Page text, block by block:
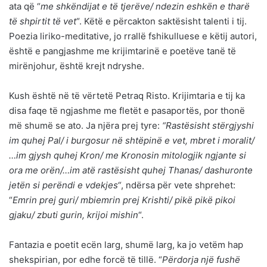
ata që “me shkëndijat e të tjerëve/ ndezin eshkën e tharë
të shpirtit të vet“. Këtë e përcakton saktësisht talenti i tij.
Poezia liriko-meditative, jo rrallë fshikulluese e këtij autori,
është e pangjashme me krijimtarinë e poetëve tanë të
mirënjohur, është krejt ndryshe.
Kush është në të vërtetë Petraq Risto. Krijimtaria e tij ka
disa faqe të ngjashme me fletët e pasaportës, por thonë
më shumë se ato. Ja njëra prej tyre: “Rastësisht stërgjyshi
im quhej Pal/ i burgosur në shtëpinë e vet, mbret i moralit/
…im gjysh quhej Kron/ me Kronosin mitologjik ngjante si
ora me orën/…im atë rastësisht quhej Thanas/ dashuronte
jetën si perëndi e vdekjes“, ndërsa për vete shprehet:
“Emrin prej guri/ mbiemrin prej Krishti/ pikë pikë pikoi
gjaku/ zbuti gurin, krijoi mishin“.
Fantazia e poetit ecën larg, shumë larg, ka jo vetëm hap
shekspirian, por edhe forcë të tillë. “Përdorja një fushë